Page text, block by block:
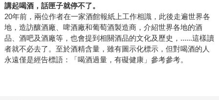
講起喝酒，話匣子就停不了。
20年前，兩位作者在一家酒館報紙上工作相識，此後走遍世界各
地，造訪釀酒廠、啤酒廠和葡萄酒製造商，介紹世界各地的酒
品、酒吧及酒廠等，也會提到相關酒品的文化及歷史，......這樣讀
者就不必去了。至於酒精含量，雖有圖示化標示，但對喝酒的人
永遠僅是經告標語：「喝酒過量，有礙健康」參考參考。